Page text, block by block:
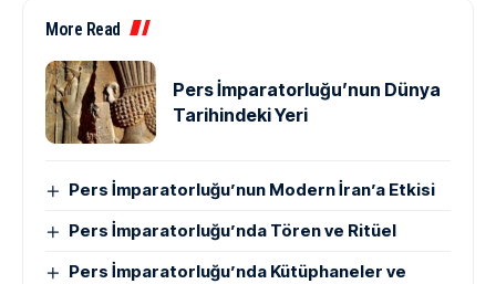
More Read
Pers İmparatorluğu’nun Dünya
Tarihindeki Yeri
Pers İmparatorluğu’nun Modern İran’a Etkisi
Pers İmparatorluğu’nda Tören ve Ritüel
Pers İmparatorluğu’nda Kütüphaneler ve